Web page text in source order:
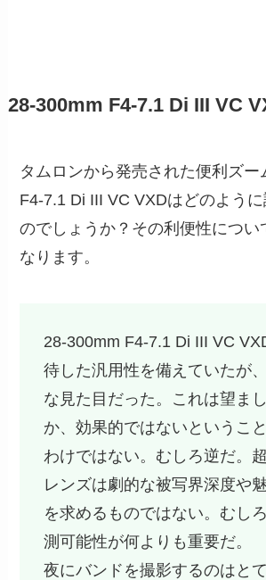
28-300mm F4-7.1 Di III VC
タムロンから発売された便利ズー
F4-7.1 Di III VC VXDはどのよう
のでしょうか？その利便性につい
なります。
28-300mm F4-7.1 Di III VC
待した汎用性を備えていたが
な見た目だった。これは望ま
か、効果的ではないというこ
わけではない。むしろ逆だ。
レンズは劇的な被写界深度や
を求めるものではない。むし
測可能性が何よりも重要だ。
夜にバンドを撮影するのはと